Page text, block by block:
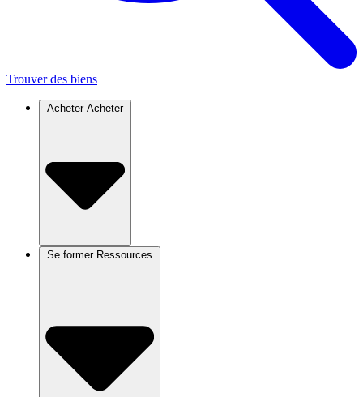
Trouver des biens
Acheter Acheter
Se former